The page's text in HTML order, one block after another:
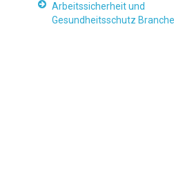
Arbeitssicherheit und
Gesundheitsschutz